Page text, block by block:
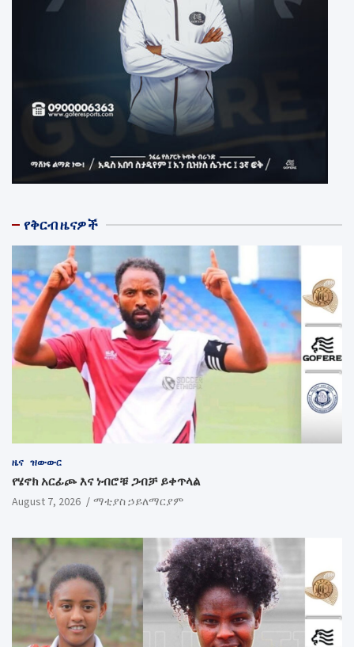
የቅርብ ዜናዎች
ዜና ዝውውር
የሄኖክ አርፊጮ እና ነብሮቹ ጋብቻ ይቀጥላል
August 7, 2026 ማቲያስ ኃይለማርያም